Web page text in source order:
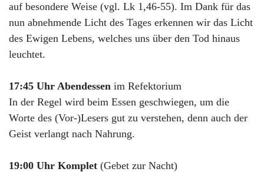
auf besondere Weise (vgl. Lk 1,46-55). Im Dank für das
nun abnehmende Licht des Tages erkennen wir das Licht
des Ewigen Lebens, welches uns über den Tod hinaus
leuchtet.
17:45 Uhr Abendessen im Refektorium
In der Regel wird beim Essen geschwiegen, um die
Worte des (Vor-)Lesers gut zu verstehen, denn auch der
Geist verlangt nach Nahrung.
19:00 Uhr Komplet (Gebet zur Nacht)